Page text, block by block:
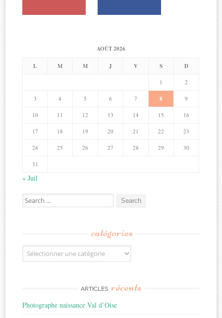
AOÛT 2026
L M M J V S D
1 2
3 4 5 6 7 8 9
10 11 12 13 14 15 16
17 18 19 20 21 22 23
24 25 26 27 28 29 30
31
« Juil
Search
for:
catégories
Catégories
ARTICLES récents
Photographe naissance Val d’Oise